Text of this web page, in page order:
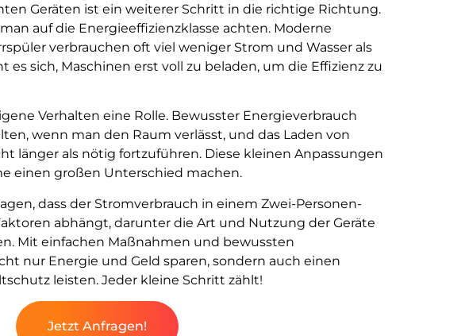
Geräten ist ein weiterer Schritt in die richtige Richtung.
auf die Energieeffizienzklasse achten. Moderne
verbrauchen oft viel weniger Strom und Wasser als
es sich, Maschinen erst voll zu beladen, um die Effizienz zu
Verhalten eine Rolle. Bewusster Energieverbrauch
wenn man den Raum verlässt, und das Laden von
länger als nötig fortzuführen. Diese kleinen Anpassungen
einen großen Unterschied machen.
dass der Stromverbrauch in einem Zwei-Personen-
abhängt, darunter die Art und Nutzung der Geräte
Mit einfachen Maßnahmen und bewussten
nur Energie und Geld sparen, sondern auch einen
leisten. Jeder kleine Schritt zählt!
Jetzt Anfragen!